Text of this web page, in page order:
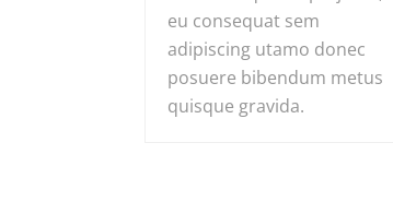
eu consequat sem
adipiscing utamo donec
posuere bibendum metus
quisque gravida.